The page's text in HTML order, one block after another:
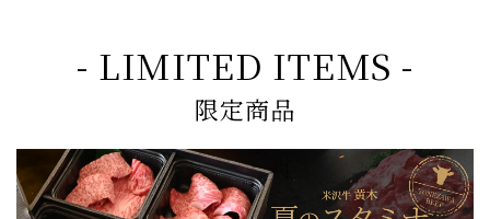
- LIMITED ITEMS -
限定商品